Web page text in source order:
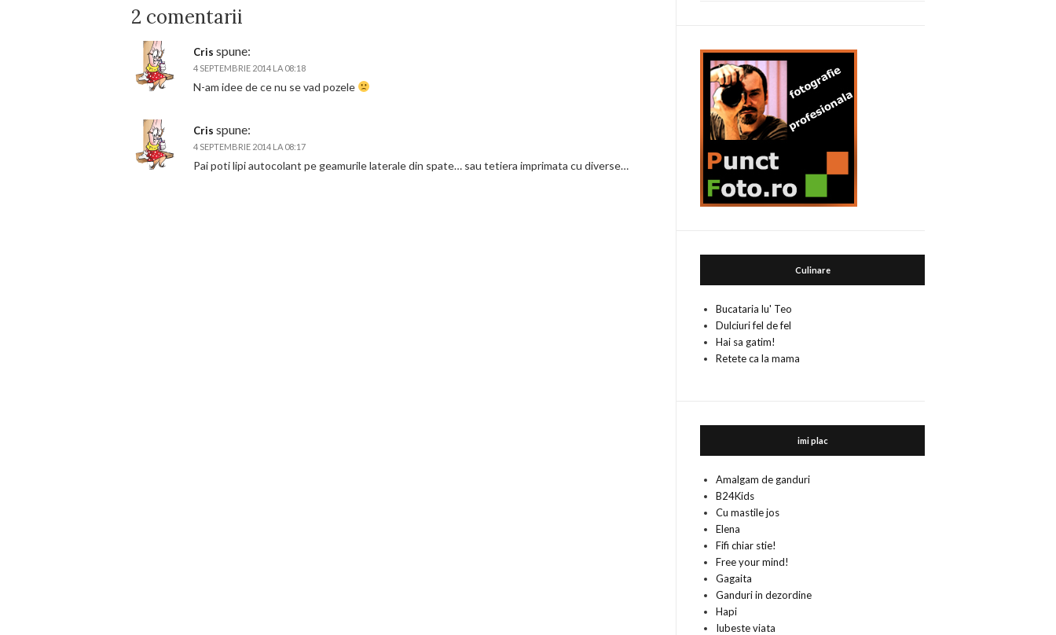
2 comentarii
Cris spune:
4 SEPTEMBRIE 2014 LA 08:18
N-am idee de ce nu se vad pozele
Cris spune:
4 SEPTEMBRIE 2014 LA 08:17
Pai poti lipi autocolant pe geamurile laterale din spate… sau tetiera imprimata cu diverse…
Culinare
Bucataria lu' Teo
Dulciuri fel de fel
Hai sa gatim!
Retete ca la mama
imi plac
Amalgam de ganduri
B24Kids
Cu mastile jos
Elena
Fifi chiar stie!
Free your mind!
Gagaita
Ganduri in dezordine
Hapi
Iubeste viata